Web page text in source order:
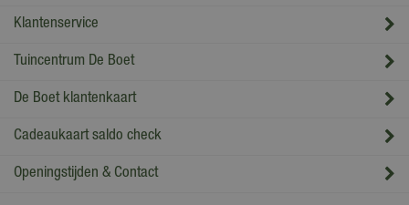
Klantenservice
Tuincentrum De Boet
De Boet klantenkaart
Cadeaukaart saldo check
Openingstijden & Contact